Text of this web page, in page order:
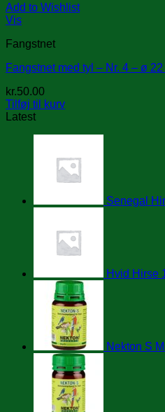
Add to Wishlist
Vis
Fangstnet
Fangstnet med tyl – Nr. 4 – ø
kr.50.00
Tilføj til kurv
Latest
Senegal
Hvid Hirse
Nekton S